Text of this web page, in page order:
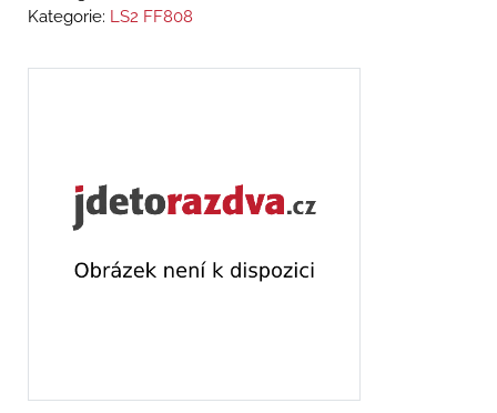
Kategorie: LS2 FF808